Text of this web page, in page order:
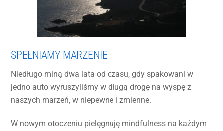
SPEŁNIAMY MARZENIE
Niedługo miną dwa lata od czasu, gdy spakowani w
jedno auto wyruszyliśmy w długą drogę na wyspę z
naszych marzeń, w niepewne i zmienne.
W nowym otoczeniu pielęgnuję mindfulness na każdym